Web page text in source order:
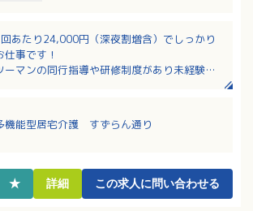
回あたり24,000円（深夜割増含）でしっかり
事です！
ーマンの同行指導や研修制度があり未経験の
働けます！
清掃などを介護業務から切り離して効率化を
います！
機能型居宅介護 すずらん通り
★ 詳細 この求人に問い合わせる